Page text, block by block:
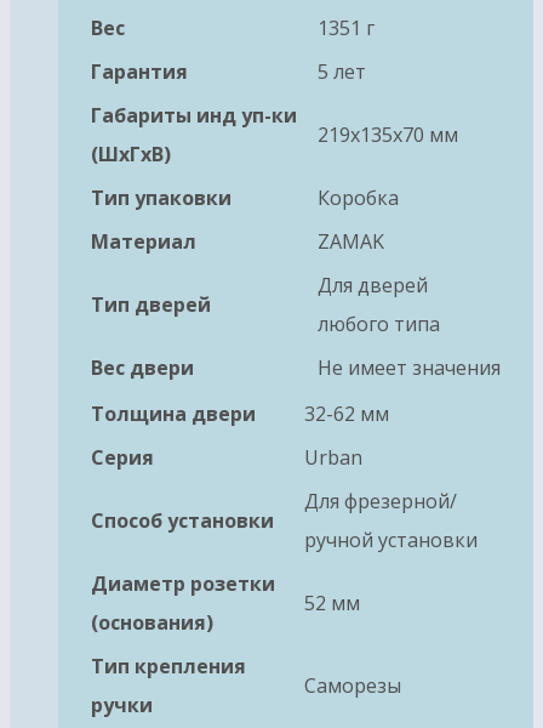
Вес
1351 г
Гарантия
5 лет
Габариты инд уп-ки
(ШхГхВ)
219x135x70 мм
Тип упаковки
Коробка
Материал
ZAMAK
Тип дверей
Для дверей
любого типа
Вес двери
Не имеет значения
Толщина двери
32-62 мм
Серия
Urban
Способ установки
Для фрезерной/
ручной установки
Диаметр розетки
(основания)
52 мм
Тип крепления
ручки
Саморезы